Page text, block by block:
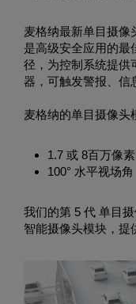
麦格纳最新单目摄像
是高级安全应用的最
径，为控制系统提供
器，可触发警报、信
麦格纳的单目摄像头
1.7 或 8百万像
100° 水平视场角
我们的第 5 代 单目
智能摄像头模块，提